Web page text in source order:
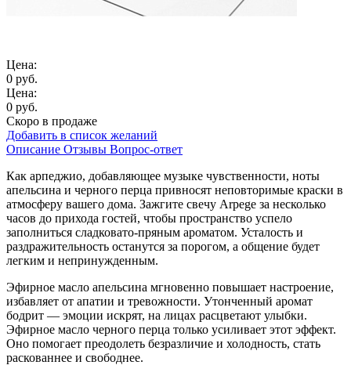
Цена:
0 руб.
Цена:
0 руб.
Скоро в продаже
Добавить в список желаний
Описание Отзывы Вопрос-ответ
Как арпеджио, добавляющее музыке чувственности, ноты
апельсина и черного перца привносят неповторимые краски в
атмосферу вашего дома. Зажгите свечу Arpege за несколько
часов до прихода гостей, чтобы пространство успело
заполниться сладковато-пряным ароматом. Усталость и
раздражительность останутся за порогом, а общение будет
легким и непринужденным.
Эфирное масло апельсина мгновенно повышает настроение,
избавляет от апатии и тревожности. Утонченный аромат
бодрит — эмоции искрят, на лицах расцветают улыбки.
Эфирное масло черного перца только усиливает этот эффект.
Оно помогает преодолеть безразличие и холодность, стать
раскованнее и свободнее.